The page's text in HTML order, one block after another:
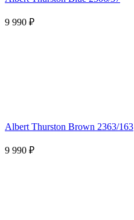
9 990 ₽
Albert Thurston Brown 2363/163
9 990 ₽